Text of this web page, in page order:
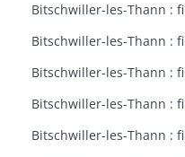
Bitschwiller-les-Thann :
Bitschwiller-les-Thann :
Bitschwiller-les-Thann :
Bitschwiller-les-Thann :
Bitschwiller-les-Thann :